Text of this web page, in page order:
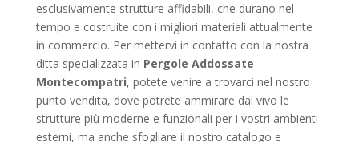
esclusivamente strutture affidabili, che durano nel
tempo e costruite con i migliori materiali attualmente
in commercio. Per mettervi in contatto con la nostra
ditta specializzata in Pergole Addossate
Montecompatri, potete venire a trovarci nel nostro
punto vendita, dove potrete ammirare dal vivo le
strutture più moderne e funzionali per i vostri ambienti
esterni, ma anche sfogliare il nostro catalogo e